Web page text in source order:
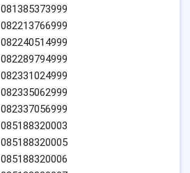
081385373999
082213766999
082240514999
082289794999
082331024999
082335062999
082337056999
085188320003
085188320005
085188320006